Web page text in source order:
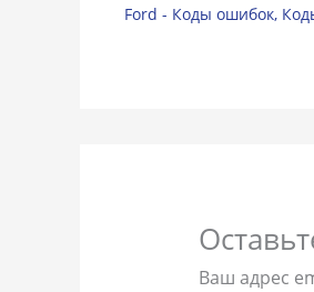
Ford - Коды ошибок,
Ваш адрес